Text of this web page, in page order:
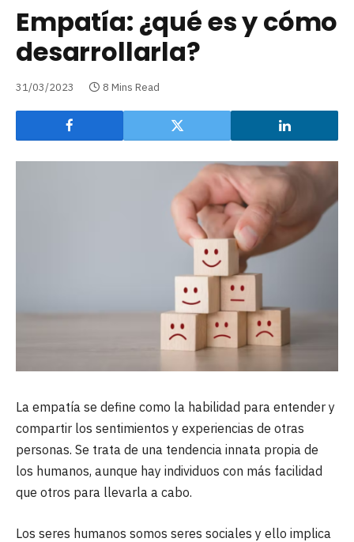
Empatía: ¿qué es y cómo
desarrollarla?
31/03/2023 8 Mins Read
La empatía se define como la habilidad para entender y
compartir los sentimientos y experiencias de otras
personas. Se trata de una tendencia innata propia de
los humanos, aunque hay individuos con más facilidad
que otros para llevarla a cabo.
Los seres humanos somos seres sociales y ello implica